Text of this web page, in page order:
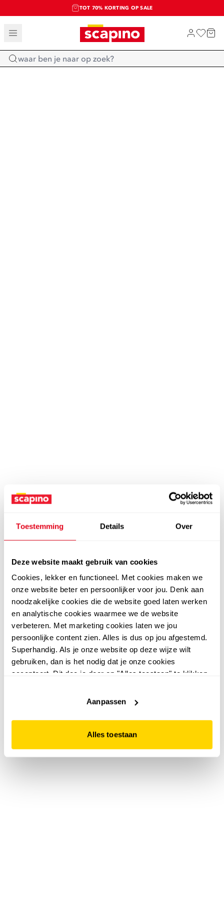
Toestemming Details Over
Deze website maakt gebruik van cookies
Cookies, lekker en functioneel. Met cookies maken we
onze website beter en persoonlijker voor jou. Denk aan
noodzakelijke cookies die de website goed laten werken
en analytische cookies waarmee we de website
verbeteren. Met marketing cookies laten we jou
persoonlijke content zien. Alles is dus op jou afgestemd.
Superhandig. Als je onze website op deze wijze wilt
gebruiken, dan is het nodig dat je onze cookies
accepteert. Dit doe je door op "Alles toestaan" te klikken.
website niet optimaal functioneert.
Aanpassen
Alles toestaan
TOT 70% KORTING OP SALE
SALE: LAATSTE KANS!
SHOP NIEUW
Home